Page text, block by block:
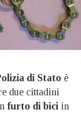
di Stato è
due cittadini
furto di bici in